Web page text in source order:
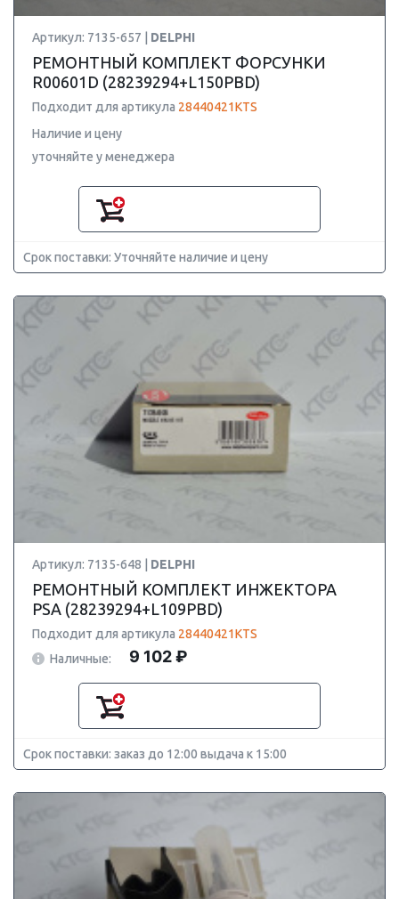
Артикул: 7135-657 | DELPHI
РЕМОНТНЫЙ КОМПЛЕКТ ФОРСУНКИ
R00601D (28239294+L150PBD)
Подходит для артикула 28440421KTS
Наличие и цену
уточняйте у менеджера
Срок поставки: Уточняйте наличие и цену
Артикул: 7135-648 | DELPHI
РЕМОНТНЫЙ КОМПЛЕКТ ИНЖЕКТОРА
PSA (28239294+L109PBD)
Подходит для артикула 28440421KTS
Наличные:
9 102 ₽
Срок поставки: заказ до 12:00 выдача к 15:00